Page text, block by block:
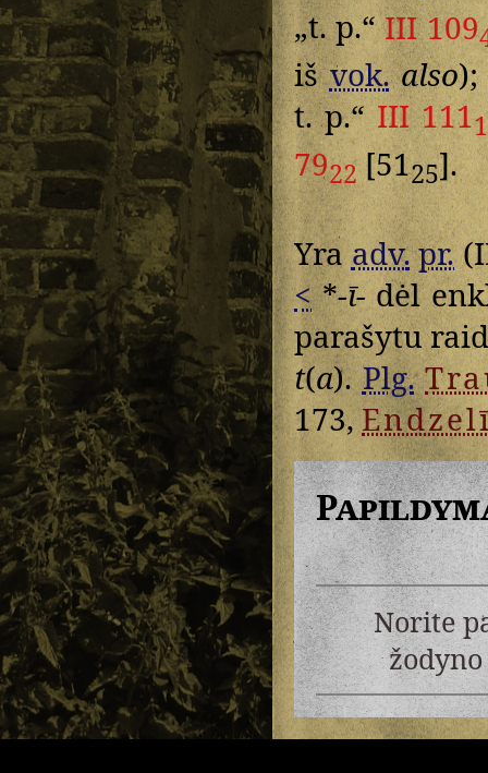
„t. p.“III 109
išvok. also
t. p.“III 111
7922[5125].
Yraadv. pr.
<*-ī-dėl
parašytu
t(a).Plg.
173,
Norite